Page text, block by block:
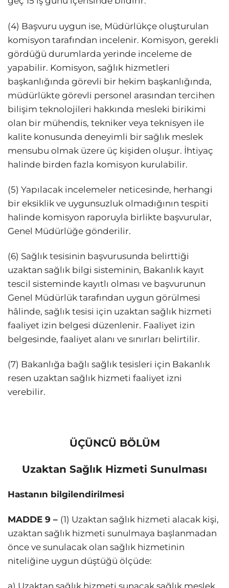
(4) Başvuru uygun ise, Müdürlükçe oluşturulan
komisyon tarafından incelenir. Komisyon, gerekli
gördüğü durumlarda yerinde inceleme de
yapabilir. Komisyon, sağlık hizmetleri
başkanlığında görevli bir hekim başkanlığında,
müdürlükte görevli personel arasından tercihen
bilişim teknolojileri hakkında mesleki birikimi
olan bir mühendis, tekniker veya teknisyen ile
kalite konusunda deneyimli bir sağlık meslek
mensubu olmak üzere üç kişiden oluşur. İhtiyaç
halinde birden fazla komisyon kurulabilir.
(5) Yapılacak incelemeler neticesinde, herhangi
bir eksiklik ve uygunsuzluk olmadığının tespiti
halinde komisyon raporuyla birlikte başvurular,
Genel Müdürlüğe gönderilir.
(6) Sağlık tesisinin başvurusunda belirttiği
uzaktan sağlık bilgi sisteminin, Bakanlık kayıt
tescil sisteminde kayıtlı olması ve başvurunun
Genel Müdürlük tarafından uygun görülmesi
hâlinde, sağlık tesisi için uzaktan sağlık hizmeti
faaliyet izin belgesi düzenlenir. Faaliyet izin
belgesinde, faaliyet alanı ve sınırları belirtilir.
(7) Bakanlığa bağlı sağlık tesisleri için Bakanlık
resen uzaktan sağlık hizmeti faaliyet izni
verebilir.
ÜÇÜNCÜ BÖLÜM
Uzaktan Sağlık Hizmeti Sunulması
Hastanın bilgilendirilmesi
MADDE 9 – (1) Uzaktan sağlık hizmeti alacak kişi,
uzaktan sağlık hizmeti sunulmaya başlanmadan
önce ve sunulacak olan sağlık hizmetinin
niteliğine uygun düştüğü ölçüde:
a) Uzaktan sağlık hizmeti sunacak sağlık meslek